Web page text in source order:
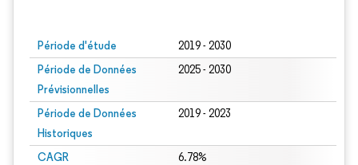
Période d'étude 2019 - 2030
Période de Données
Prévisionnelles
2025 - 2030
Période de Données
Historiques
2019 - 2023
CAGR 6.78%